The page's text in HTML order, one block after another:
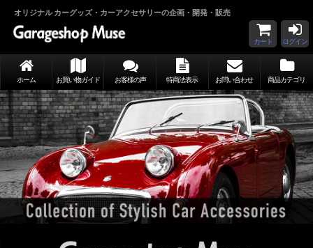
オリジナル カーグッズ・カーアクセサリーの企画・開発・販売
カート ログイン
ホーム お買い物ガイド お客様の声 特商法表示 お問い合わせ 商品カテゴリ